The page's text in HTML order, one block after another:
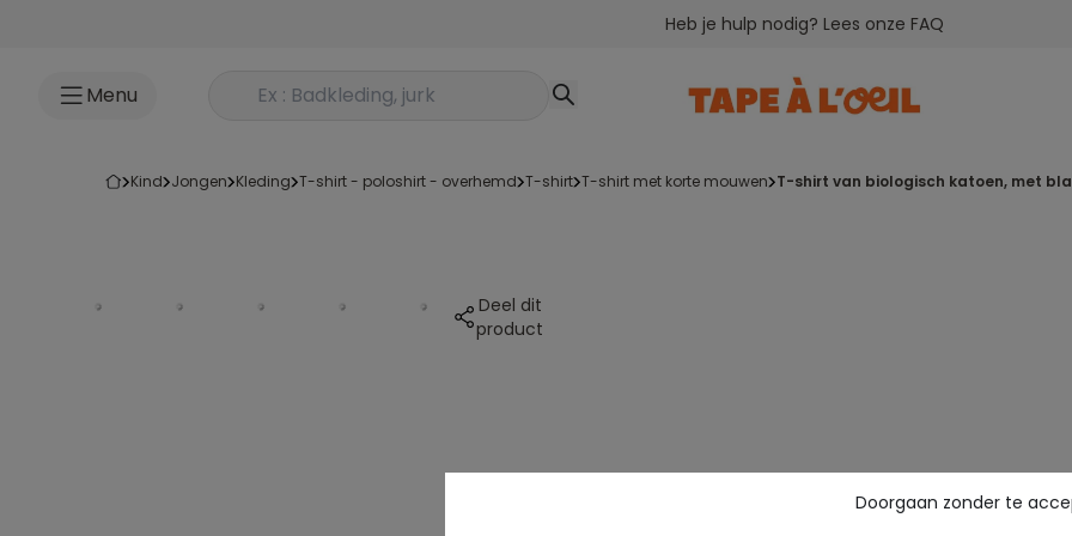
Heb je hulp nodig? Lees onze FAQ
Menu Rechercher un produit
kind jongen kleding t-shirt - poloshirt - overhemd t-shirt t-shirt met korte mouwen t-shirt van biologisch katoen, met
Deel dit
product
Doorgaan zonder te